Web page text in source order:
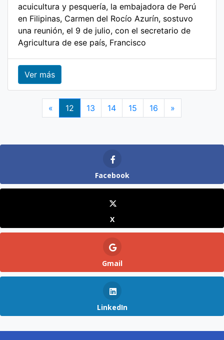
acuicultura y pesquería, la embajadora de Perú
en Filipinas, Carmen del Rocío Azurín, sostuvo
una reunión, el 9 de julio, con el secretario de
Agricultura de ese país, Francisco
Ver más
« Anterior
12 13 14 15 16 »
Facebook
X
Gmail
LinkedIn